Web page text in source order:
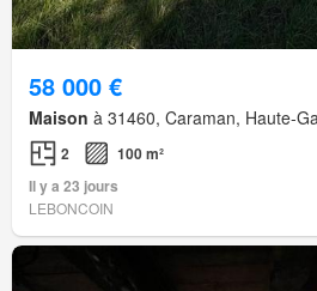
58 000 €
Maison à 31460, Caraman, Haute-
2
100 m²
Il y a 23 jours
LEBONCOIN